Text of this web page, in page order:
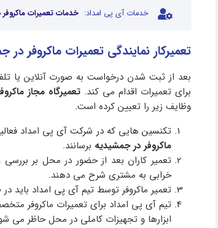
خدمات آی پی امداد: خدمات تعمیرات ماکروفر
تعمیرکار نمایندگی تعمیرات ماکروفر
بعد از ثبت شدن درخواست به صورت آنلاین یا
برای تعمیرات اقدام می کند. تعمیرگاه مجاز
وظایف زیر را تعیین کرده است.
تکنسین هایی که در شرکت آی پی امداد
ماکروفر در جمشیدیه برسانند.
تعمیر کاران بعد از حضور در محل بر
خرابی به مشتری شرح می دهند.
تعمیر ماکروفر توسط تیم آی پی امداد باید
تیم آی پی امداد برای تعمیرات ماکروفر
ابزارها و تجهیزات کاملی در محل حاظر می